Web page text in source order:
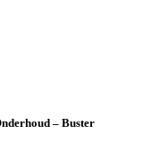
– Buster